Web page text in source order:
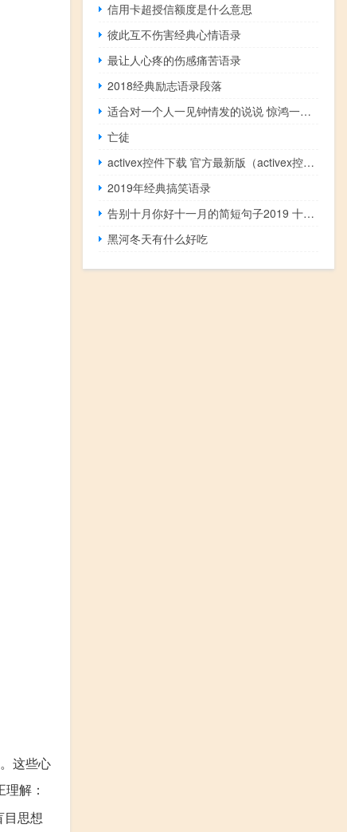
这些心
解：
目思想
信用卡超授信额度是什么意思
彼此互不伤害经典心情语录
最让人心疼的伤感痛苦语录
2018经典励志语录段落
适合对一个人一见钟情发的说说 惊鸿一瞥便一见钟情
亡徒
activex控件下载 官方最新版（activex控件下载 官方最新版功能简介）
2019年经典搞笑语录
告别十月你好十一月的简短句子2019 十一月我们一起加油说说
黑河冬天有什么好吃